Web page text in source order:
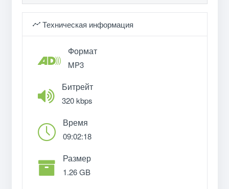
Техническая информация
Формат
MP3
Битрейт
320 kbps
Время
09:02:18
Размер
1.26 GB